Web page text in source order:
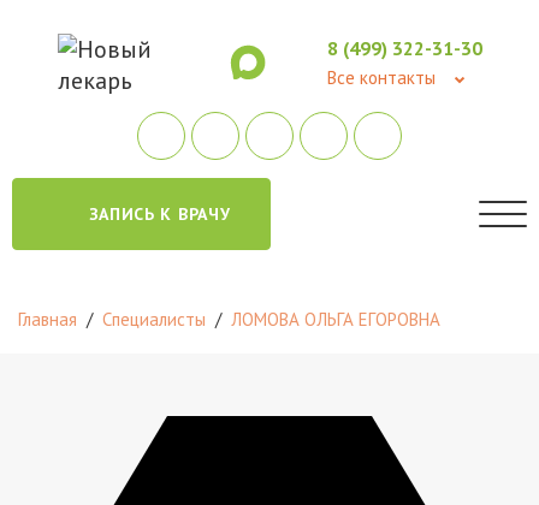
8 (499) 322-31-30
Все контакты
ЗАПИСЬ К ВРАЧУ
Главная / Специалисты / ЛОМОВА ОЛЬГА ЕГОРОВНА